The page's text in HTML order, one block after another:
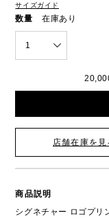
サイズガイド
数量 在庫あり
1
店舗在庫を見
商品説明
シグネチャー ロゴプリ